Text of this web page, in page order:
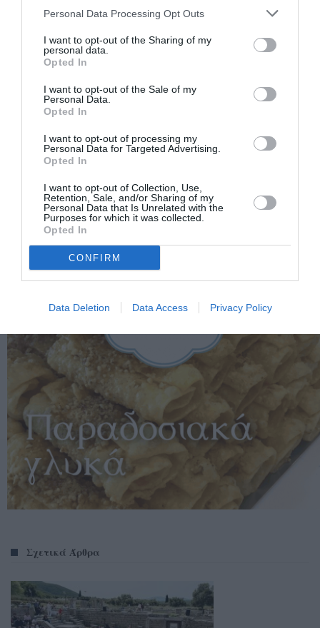
Personal Data Processing Opt Outs
I want to opt-out of the Sharing of my
personal data.
Opted In
I want to opt-out of the Sale of my
Personal Data.
Opted In
I want to opt-out of processing my
Personal Data for Targeted Advertising.
Opted In
I want to opt-out of Collection, Use,
Retention, Sale, and/or Sharing of my
Personal Data that Is Unrelated with the
Purposes for which it was collected.
Opted In
CONFIRM
Data Deletion Data Access Privacy Policy
Σχετικά Άρθρα